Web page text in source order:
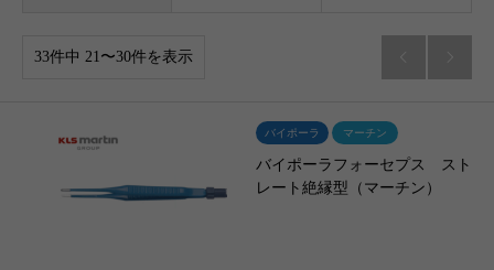
33件中 21〜30件を表示
バイポーラ マーチン
バイポーラフォーセプス スト
レート絶縁型（マーチン）